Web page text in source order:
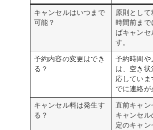
キャンセルはいつまで
可能？
原則とし
時間前ま
ばキャン
す。
予約内容の変更はでき
る？
予約時間や
は、空き
応していま
でに連絡が
キャンセル料は発生す
る？
直前キャン
キャンセ
定のキャ